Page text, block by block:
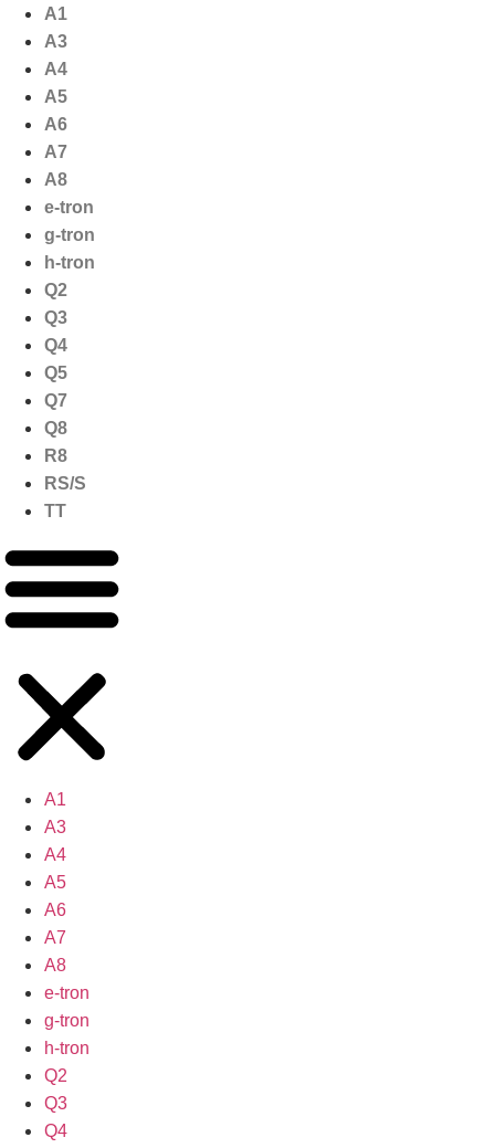
naar
inhoud
A1
A3
A4
A5
A6
A7
A8
e-tron
g-tron
h-tron
Q2
Q3
Q4
Q5
Q7
Q8
R8
RS/S
TT
A1
A3
A4
A5
A6
A7
A8
e-tron
g-tron
h-tron
Q2
Q3
Q4